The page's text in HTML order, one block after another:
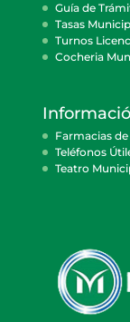
Guía de
Tasas
Turnos
Cocheria
Farmacias
Teléfonos
Teatro